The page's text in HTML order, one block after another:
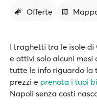
Offerte
I traghetti tra le isole di
e attivi solo alcuni mesi
tutte le info riguardo la
prezzi e prenota i tuoi
Napoli senza costi